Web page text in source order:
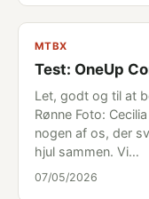
MTBX
Test: OneUp
Let, godt og til at
Rønne Foto:
nogen af os, der
hjul sammen. Vi…
07/05/2026